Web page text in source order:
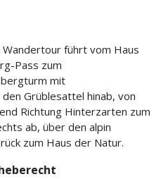
führt vom Haus
Pass zum
mit
Grüblesattel hinab, von
Richtung Hinterzarten zum
ab, über den alpin
zum Haus der Natur.